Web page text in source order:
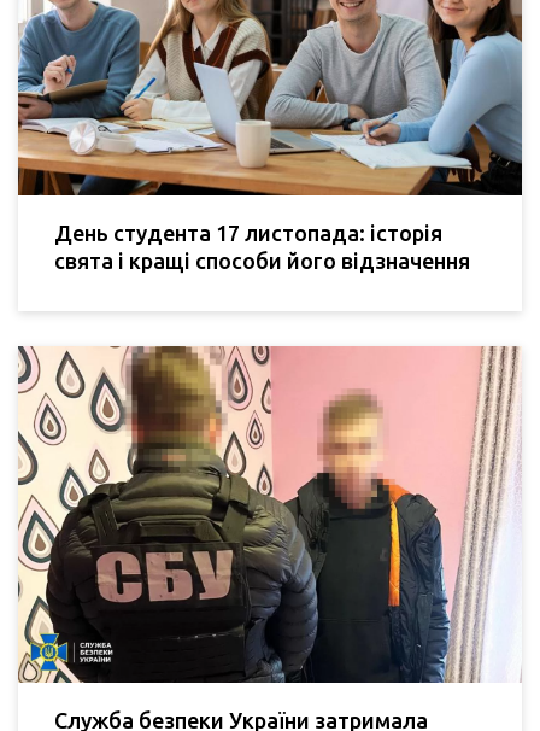
День студента 17 листопада: історія
свята і кращі способи його відзначення
Служба безпеки України затримала